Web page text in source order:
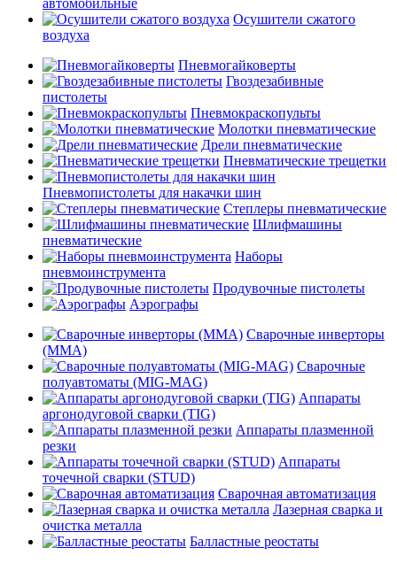
автомобильные
Осушители сжатого
воздуха
Пневмогайковерты
Гвоздезабивные
пистолеты
Пневмокраскопульты
Молотки пневматические
Дрели пневматические
Пневматические трещетки
Пневмопистолеты для накачки шин
Степлеры пневматические
Шлифмашины
пневматические
Наборы
пневмоинструмента
Продувочные пистолеты
Аэрографы
Сварочные инверторы
(MMA)
Сварочные
полуавтоматы (MIG-MAG)
Аппараты
аргонодуговой сварки (TIG)
Аппараты плазменной
резки
Аппараты
точечной сварки (STUD)
Сварочная автоматизация
Лазерная сварка и
очистка металла
Балластные реостаты